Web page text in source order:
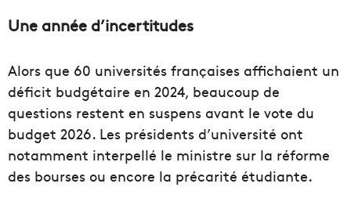
Une année d’incertitudes
Alors que 60 universités françaises affichaient un
déficit budgétaire en 2024, beaucoup de
questions restent en suspens avant le vote du
budget 2026. Les présidents d’université ont
notamment interpellé le ministre sur la réforme
des bourses ou encore la précarité étudiante.